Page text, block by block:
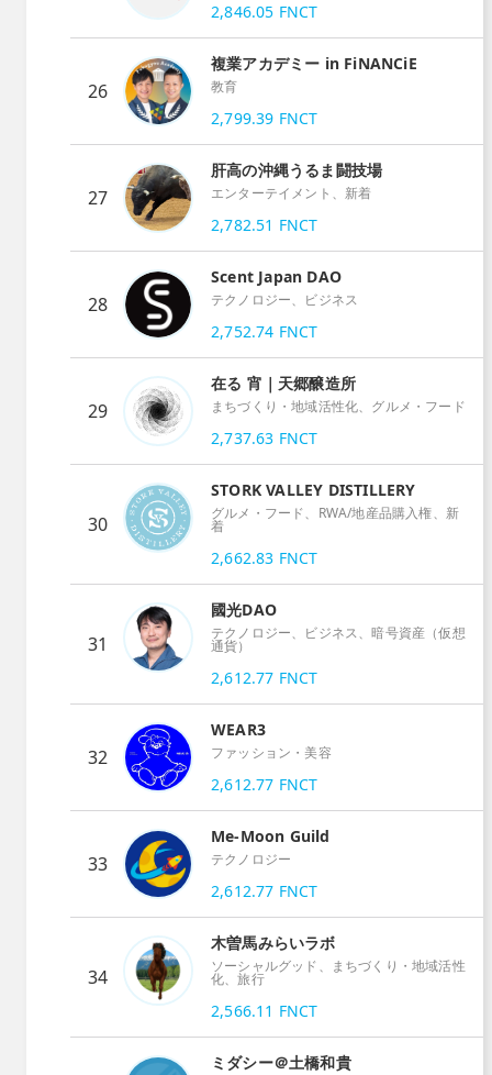
2,846.05 FNCT
26
複業アカデミー in FiNANCiE
教育
2,799.39 FNCT
27
肝高の沖縄うるま闘技場
エンターテイメント、新着
2,782.51 FNCT
28
Scent Japan DAO
テクノロジー、ビジネス
2,752.74 FNCT
29
在る 宵｜天郷醸造所
まちづくり・地域活性化、グルメ・フード
2,737.63 FNCT
30
STORK VALLEY DISTILLERY
グルメ・フード、RWA/地産品購入権、新
着
2,662.83 FNCT
31
國光DAO
テクノロジー、ビジネス、暗号資産（仮想
通貨）
2,612.77 FNCT
32
WEAR3
ファッション・美容
2,612.77 FNCT
33
Me-Moon Guild
テクノロジー
2,612.77 FNCT
34
木曽馬みらいラボ
ソーシャルグッド、まちづくり・地域活性
化、旅行
2,566.11 FNCT
ミダシー＠土橋和貴